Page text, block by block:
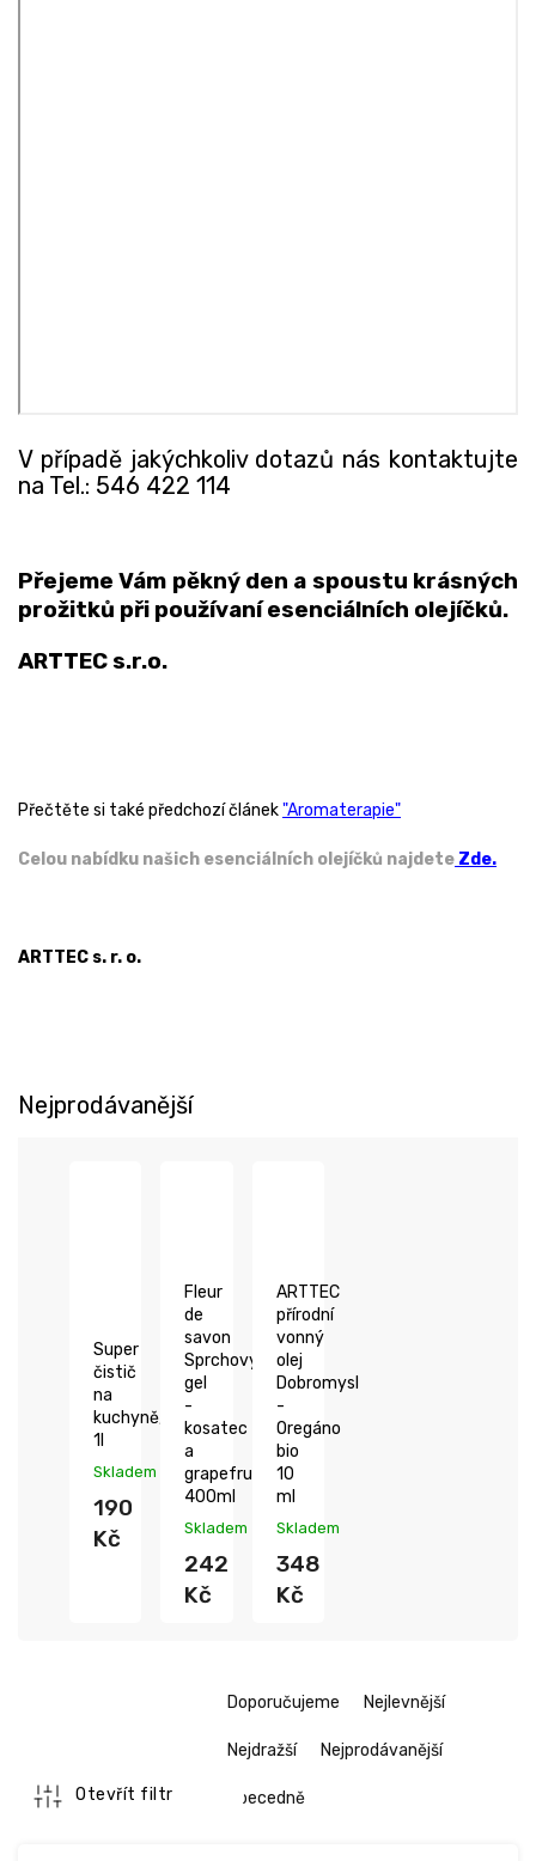
V případě jakýchkoliv dotazů nás kontaktujte
na Tel.: 546 422 114
Přejeme Vám pěkný den a spoustu krásných
prožitků při používaní esenciálních olejíčků.
ARTTEC s.r.o.
Přečtěte si také předchozí článek"Aromaterapie"
Celou nabídku našich esenciálních olejíčků najdete Zde.
ARTTEC s. r. o.
Nejprodávanější
Super
čistič
na
kuchyně,
1l
Skladem
190
Kč
Fleur
de
savon
Sprchový
gel
-
kosatec
a
grapefruit,
400ml
Skladem
242
Kč
ARTTEC
přírodní
vonný
olej
Dobromysl
-
Oregáno
bio
10
ml
Skladem
348
Kč
ŘDoporučujeme Nejlevnější
Nejdražší Nejprodávanější
Abecedně
Otevřít filtr